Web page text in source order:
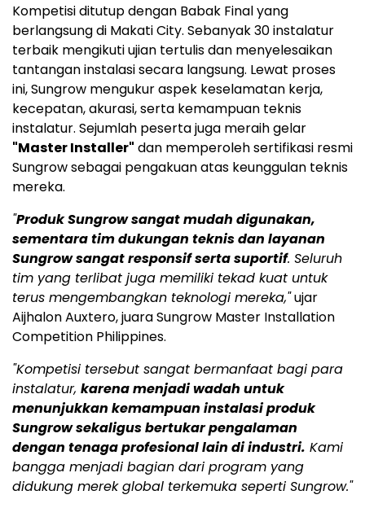
Kompetisi ditutup dengan Babak Final yang
berlangsung di Makati City. Sebanyak 30 instalatur
terbaik mengikuti ujian tertulis dan menyelesaikan
tantangan instalasi secara langsung. Lewat proses
ini, Sungrow mengukur aspek keselamatan kerja,
kecepatan, akurasi, serta kemampuan teknis
instalatur. Sejumlah peserta juga meraih gelar
"Master Installer" dan memperoleh sertifikasi resmi
Sungrow sebagai pengakuan atas keunggulan teknis
mereka.
"Produk Sungrow sangat mudah digunakan,
sementara tim dukungan teknis dan layanan
Sungrow sangat responsif serta suportif. Seluruh
tim yang terlibat juga memiliki tekad kuat untuk
terus mengembangkan teknologi mereka,"ujar
Aijhalon Auxtero, juara Sungrow Master Installation
Competition Philippines.
"Kompetisi tersebut sangat bermanfaat bagi para
instalatur, karena menjadi wadah untuk
menunjukkan kemampuan instalasi produk
Sungrow sekaligus bertukar pengalaman
dengan tenaga profesional lain di industri. Kami
bangga menjadi bagian dari program yang
didukung merek global terkemuka seperti Sungrow."